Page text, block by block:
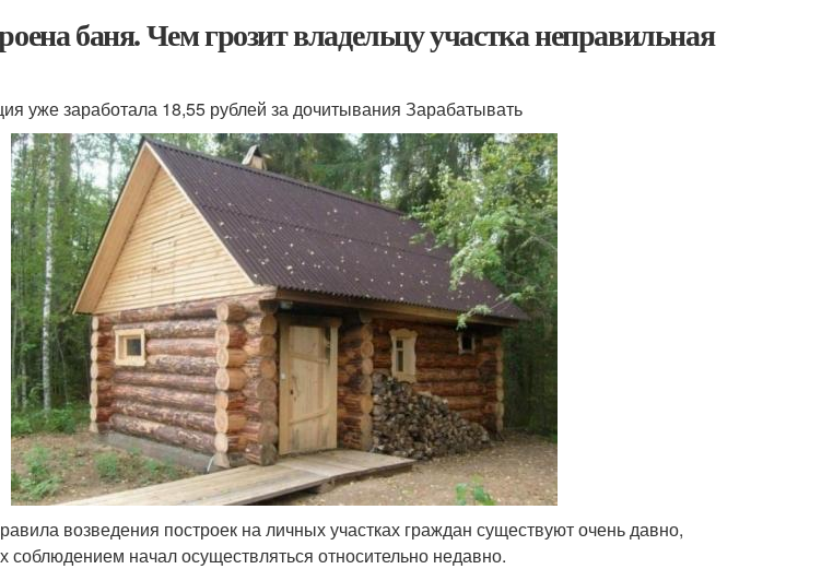
баня. Чем грозит владельцу участка неправильная
уже заработала 18,55 рублей за дочитывания Зарабатывать
возведения построек на личных участках граждан существуют очень давно,
соблюдением начал осуществляться относительно недавно.